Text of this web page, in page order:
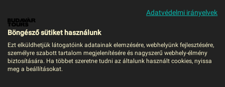
MENÜ
Albi
Adatvédelmi irányelvek
Böngésző sütiket használunk
Ezt elküldhetjük látogatóink adatainak elemzésére, webhelyünk fejlesztésére,
személyre szabott tartalom megjelenítésére és nagyszerű webhely-élmény
biztosítására. Ha többet szeretne tudni az általunk használt cookies, nyissa
meg a beállításokat.